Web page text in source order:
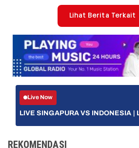
Lihat Berita Terkait
Live Now
LIVE SINGAPURA VS INDONESIA |